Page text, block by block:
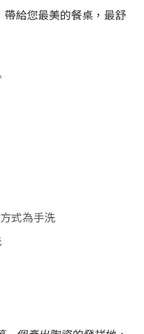
給您最美的餐桌，最舒
式為手洗